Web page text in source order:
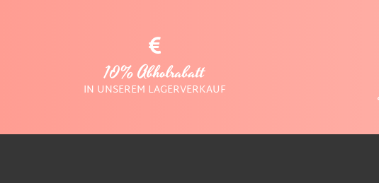
10% Abholrabatt
IN UNSEREM LAGERVERKAUF